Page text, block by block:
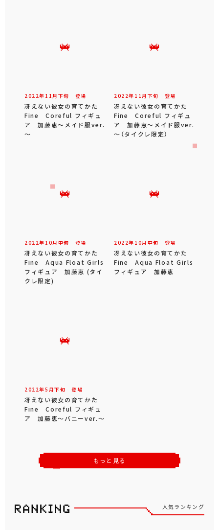
2022年 11 月 下旬 登場
冴えない彼女の育てかた
Fine Coreful フィギュ
ア 加藤恵～メイド服ver.
～
2022年 11 月 下旬 登場
冴えない彼女の育てかた
Fine Coreful フィギュ
ア 加藤恵～メイド服ver.
～（タイクレ限定）
2022年 10月 中旬 登場
冴えない彼女の育てかた
Fine Aqua Float Girls
フィギュア 加藤恵 (タイ
クレ限定)
2022年 10月 中旬 登場
冴えない彼女の育てかた
Fine Aqua Float Girls
フィギュア 加藤恵
2022年5 月下旬 登場
冴えない彼女の育てかた
Fine Coreful フィギュ
ア 加藤恵～バニーver.～
もっと見る
人気ランキング